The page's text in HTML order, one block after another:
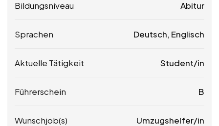
Bildungsniveau Abitur
Sprachen Deutsch, Englisch
Aktuelle Tätigkeit Student/in
Führerschein B
Wunschjob(s) Umzugshelfer/in